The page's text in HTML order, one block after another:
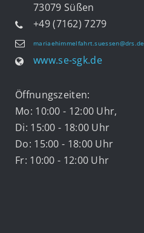
73079 Süßen
+49 (7162) 7279
mariaehimmelfahrt.suessen@drs.de
www.se-sgk.de
Öffnungszeiten:
Mo: 10:00 - 12:00 Uhr,
Di: 15:00 - 18:00 Uhr
Do: 15:00 - 18:00 Uhr
Fr: 10:00 - 12:00 Uhr